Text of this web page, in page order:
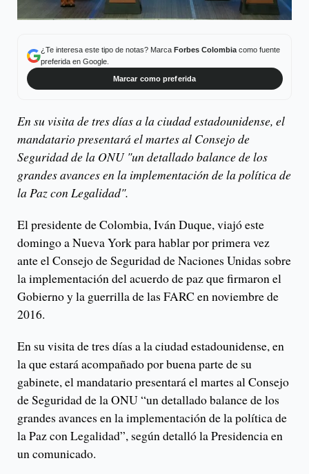
¿Te interesa este tipo de notas? Marca Forbes Colombiacomo fuente
preferida en Google.
Marcar como preferida
En su visita de tres días a la ciudad estadounidense, el
mandatario presentará el martes al Consejo de
Seguridad de la ONU "un detallado balance de los
grandes avances en la implementación de la política de
la Paz con Legalidad".
El presidente de Colombia, Iván Duque, viajó este
domingo a Nueva York para hablar por primera vez
ante el Consejo de Seguridad de Naciones Unidas sobre
la implementación del acuerdo de paz que firmaron el
Gobierno y la guerrilla de las FARC en noviembre de
2016.
En su visita de tres días a la ciudad estadounidense, en
la que estará acompañado por buena parte de su
gabinete, el mandatario presentará el martes al Consejo
de Seguridad de la ONU “un detallado balance de los
grandes avances en la implementación de la política de
la Paz con Legalidad”, según detalló la Presidencia en
un comunicado.